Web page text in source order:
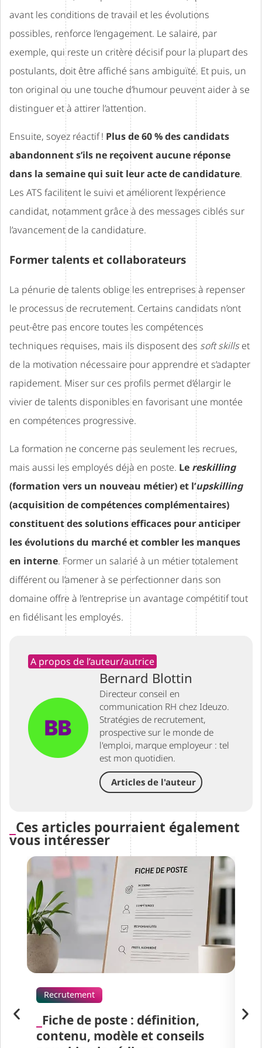
avant les conditions de travail et les évolutions
possibles, renforce l’engagement. Le salaire, par
exemple, qui reste un critère décisif pour la plupart des
postulants, doit être affiché sans ambiguïté. Et puis, un
ton original ou une touche d’humour peuvent aider à se
distinguer et à attirer l’attention.
Ensuite, soyez réactif ! Plus de 60 % des candidats
abandonnent s’ils ne reçoivent aucune réponse
dans la semaine qui suit leur acte de candidature.
Les ATS facilitent le suivi et améliorent l’expérience
candidat, notamment grâce à des messages ciblés sur
l’avancement de la candidature.
Former talents et collaborateurs
La pénurie de talents oblige les entreprises à repenser
le processus de recrutement. Certains candidats n’ont
peut-être pas encore toutes les compétences
techniques requises, mais ils disposent des soft skillset
de la motivation nécessaire pour apprendre et s’adapter
rapidement. Miser sur ces profils permet d’élargir le
vivier de talents disponibles en favorisant une montée
en compétences progressive.
La formation ne concerne pas seulement les recrues,
mais aussi les employés déjà en poste. Le reskilling
(formation vers un nouveau métier) et l’upskilling
(acquisition de compétences complémentaires)
constituent des solutions efficaces pour anticiper
les évolutions du marché et combler les manques
en interne. Former un salarié à un métier totalement
différent ou l’amener à se perfectionner dans son
domaine offre à l’entreprise un avantage compétitif tout
en fidélisant les employés.
A propos de l’auteur/autrice
Bernard Blottin
Directeur conseil en
communication RH chez Ideuzo.
Stratégies de recrutement,
prospective sur le monde de
l'emploi, marque employeur : tel
est mon quotidien.
Articles de l'auteur
Ces articles pourraient également
vous intéresser
Recrutement
Fiche de poste : définition,
contenu, modèle et conseils